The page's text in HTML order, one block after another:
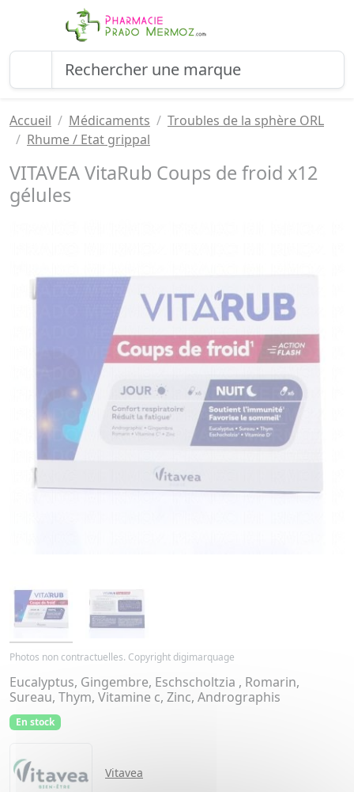
Accueil Médicaments
Troubles de la sphère ORL
Rhume / Etat grippal
VITAVEA VitaRub Coups de froid x12
gélules
Photos non contractuelles. Copyright digimarquage
Eucalyptus, Gingembre, Eschscholtzia , Romarin,
Sureau, Thym, Vitamine c, Zinc, Andrographis
En stock
Vitavea